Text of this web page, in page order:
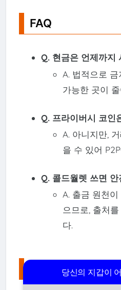
FAQ
Q. 현금은 언제까지
A. 법적으로
가능한 곳이
Q. 프라이버시 코인
A. 아니지만,
을 수 있어
Q. 콜드월렛 쓰면 안
A. 출금 원천
으므로, 출처
다.
맺음말당신의 지갑이